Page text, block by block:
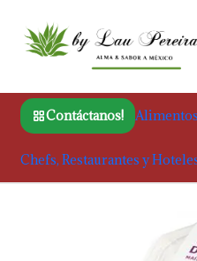
Contáctanos! Alimentos
Chefs, Restaurantes y